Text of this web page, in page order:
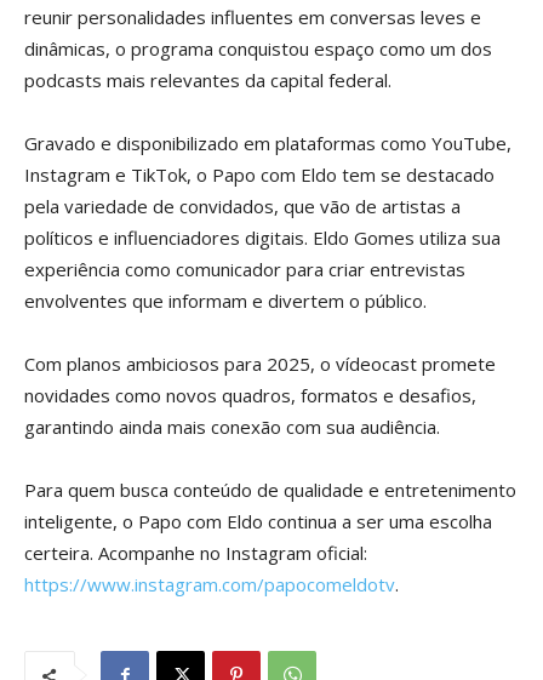
reunir personalidades influentes em conversas leves e
dinâmicas, o programa conquistou espaço como um dos
podcasts mais relevantes da capital federal.
Gravado e disponibilizado em plataformas como YouTube,
Instagram e TikTok, o Papo com Eldo tem se destacado
pela variedade de convidados, que vão de artistas a
políticos e influenciadores digitais. Eldo Gomes utiliza sua
experiência como comunicador para criar entrevistas
envolventes que informam e divertem o público.
Com planos ambiciosos para 2025, o vídeocast promete
novidades como novos quadros, formatos e desafios,
garantindo ainda mais conexão com sua audiência.
Para quem busca conteúdo de qualidade e entretenimento
inteligente, o Papo com Eldo continua a ser uma escolha
certeira. Acompanhe no Instagram oficial:
https://www.instagram.com/papocomeldotv.